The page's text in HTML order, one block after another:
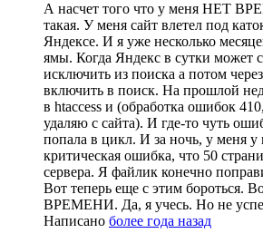
А насчет того что у меня НЕТ
такая. У меня сайт влетел под
Яндексе. И я уже несколько
ямы. Когда Яндекс в сутки может
исключить из поиска а потом
включить в поиск. На прошлой
в htaccess и (обработка ошибок
удаляю с сайта). И где-то чуть
попала в цикл. И за ночь, у меня у
критическая ошибка, что 50
сервера. Я файлик конечно
Вот теперь еще с этим бороться.
ВРЕМЕНИ. Да, я учесь. Но не
Написано более года назад